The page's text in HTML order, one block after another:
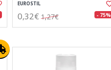
EUROSTIL
0,32€ 1,27€ - 75%